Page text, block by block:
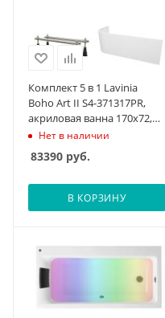
Комплект 5 в 1 Lavinia
Boho Art II S4-371317PR,
акриловая ванна 170x72,5
см (правый разворот),
усиленные металлические
ножки с монтажным
силиконовый
подголовник, лицевой
Нет в наличии
83390 руб.
В КОРЗИНУ